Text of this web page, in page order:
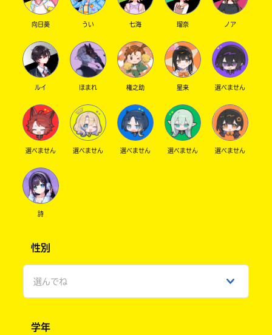
向日葵 うい 七海 瑠奈 ノア
ルイ ほまれ 権之助 星来 選べません
選べません 選べません 選べません 選べません 選べません
詩
性別
選んでね
学年